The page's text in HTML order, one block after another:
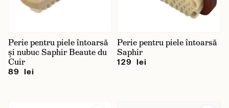
Perie pentru piele întoarsă
și nubuc Saphir Beaute du
Cuir
89 lei
Perie pentru piele întoarsă
Saphir
129 lei